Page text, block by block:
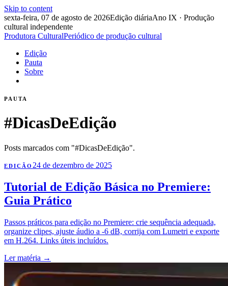
Skip to content
sexta-feira, 07 de agosto de 2026Edição diáriaAno IX · Produção
cultural independente
Produtora CulturalPeriódico de produção cultural
Edição
Pauta
Sobre
PAUTA
#DicasDeEdição
Posts marcados com "#DicasDeEdição".
EDIÇÃO 24 de dezembro de 2025
Tutorial de Edição Básica no Premiere:
Guia Prático
Passos práticos para edição no Premiere: crie sequência adequada,
organize clipes, ajuste áudio a -6 dB, corrija com Lumetri e exporte
em H.264. Links úteis incluídos.
Ler matéria →